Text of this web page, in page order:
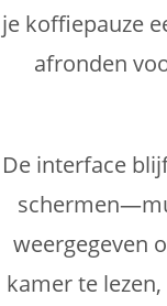
je koffiepauze
afronden
De interface
weergegeven
kamer te